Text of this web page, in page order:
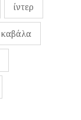
ίντερ
καβάλα